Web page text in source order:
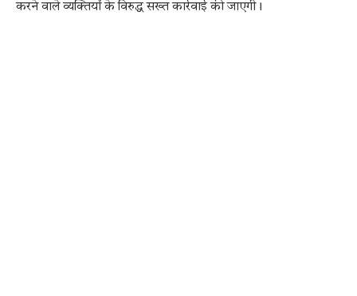
करने वाले व्यक्तियों के विरुद्ध सख्त कार्रवाई की जाएगी।